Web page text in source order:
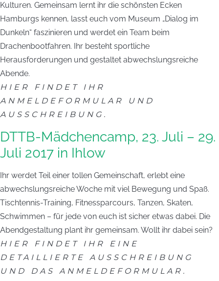
Kulturen. Gemeinsam lernt ihr die schönsten Ecken
Hamburgs kennen, lasst euch vom Museum „Dialog im
Dunkeln“ faszinieren und werdet ein Team beim
Drachenbootfahren. Ihr besteht sportliche
Herausforderungen und gestaltet abwechslungsreiche
Abende.
HIER FINDET IHR
ANMELDEFORMULAR UND
AUSSCHREIBUNG.
DTTB-Mädchencamp, 23. Juli – 29.
Juli 2017 in Ihlow
Ihr werdet Teil einer tollen Gemeinschaft, erlebt eine
abwechslungsreiche Woche mit viel Bewegung und Spaß.
Tischtennis-Training, Fitnessparcours, Tanzen, Skaten,
Schwimmen – für jede von euch ist sicher etwas dabei. Die
Abendgestaltung plant ihr gemeinsam. Wollt ihr dabei sein?
HIER FINDET IHR EINE
DETAILLIERTE AUSSCHREIBUNG
UND DAS ANMELDEFORMULAR.